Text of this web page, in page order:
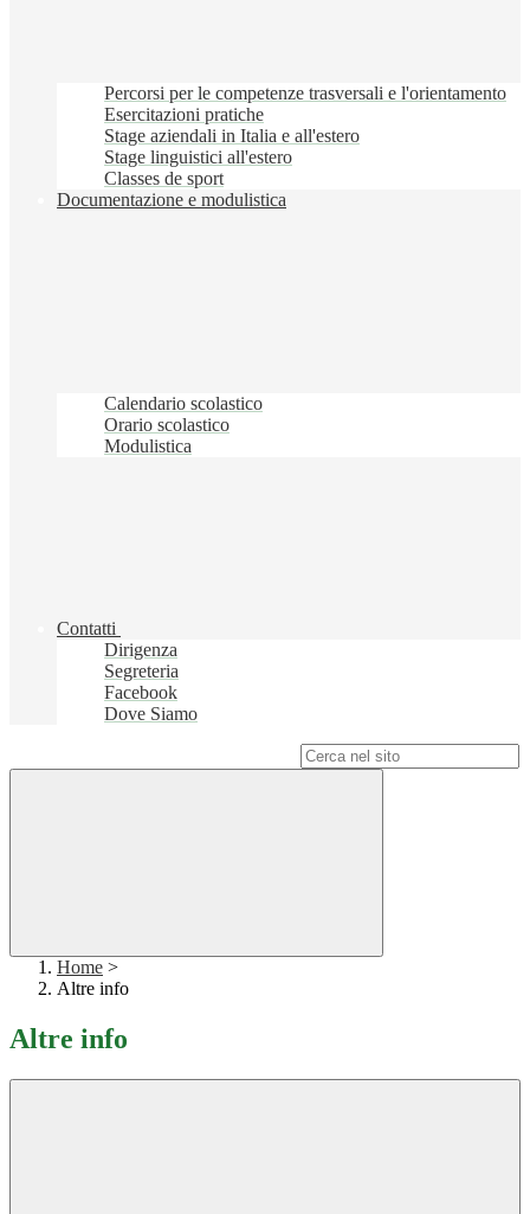
Percorsi per le competenze trasversali e l'orientamento
Esercitazioni pratiche
Stage aziendali in Italia e all'estero
Stage linguistici all'estero
Classes de sport
Documentazione e modulistica
Calendario scolastico
Orario scolastico
Modulistica
Contatti
Dirigenza
Segreteria
Facebook
Dove Siamo
Home >
Altre info
Altre info